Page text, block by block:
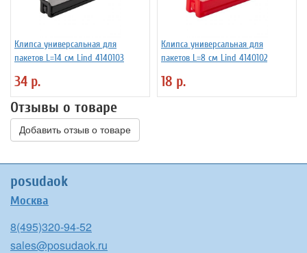
Клипса универсальная для
пакетов L=14 см Lind 4140103
34 р.
Клипса универсальная для
пакетов L=8 см Lind 4140102
18 р.
Отзывы о товаре
Добавить отзыв о товаре
posudaok
Москва
8(495)320-94-52
sales@posudaok.ru